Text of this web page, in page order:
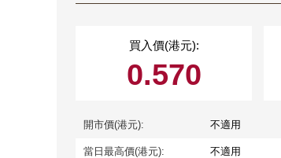
買入價(港元):
0.570
開市價(港元): 不適用
當日最高價(港元): 不適用